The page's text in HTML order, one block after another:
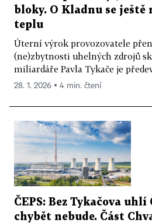
bloky. O Kladnu se ještě
teplu
Úterní výrok provozovatele
(ne)zbytnosti uhelných zdrojů
miliardáře Pavla Tykače je
28. 1. 2026 ▪ 4 min. čtení
ČEPS: Bez Tykačova
chybět nebude. Část